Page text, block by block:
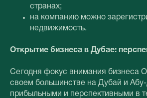
странах;
на компанию можно
недвижимость.
Открытие бизнеса в Дубае:
Сегодня фокус внимания бизнеса
своем большинстве на Дубай и
прибыльными и перспективными в